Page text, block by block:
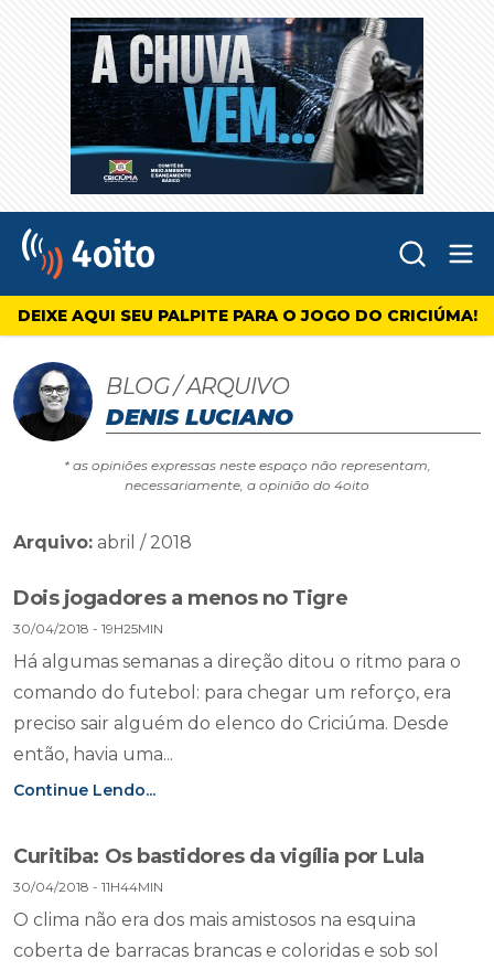
4oito
DEIXE AQUI SEU PALPITE PARA O JOGO DO CRICIÚMA!
BLOG / ARQUIVO
DENIS LUCIANO
* as opiniões expressas neste espaço não representam,
necessariamente, a opinião do 4oito
Arquivo: abril / 2018
Dois jogadores a menos no Tigre
30/04/2018 - 19H25MIN
Há algumas semanas a direção ditou o ritmo para o
comando do futebol: para chegar um reforço, era
preciso sair alguém do elenco do Criciúma. Desde
então, havia uma...
Continue Lendo...
Curitiba: Os bastidores da vigília por Lula
30/04/2018 - 11H44MIN
O clima não era dos mais amistosos na esquina
coberta de barracas brancas e coloridas e sob sol